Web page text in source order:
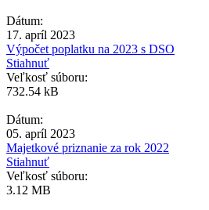
Dátum:
17. apríl 2023
Výpočet poplatku na 2023 s DSO
Stiahnuť
Veľkosť súboru:
732.54 kB
Dátum:
05. apríl 2023
Majetkové priznanie za rok 2022
Stiahnuť
Veľkosť súboru:
3.12 MB